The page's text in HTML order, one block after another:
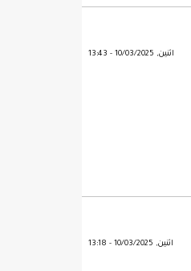
اثنين, 10/03/2025 - 13:43
اثنين, 10/03/2025 - 13:18